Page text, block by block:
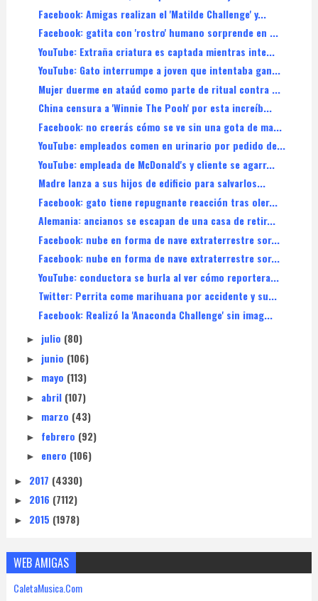
Facebook: Amigas realizan el 'Matilde Challenge' y...
Facebook: gatita con 'rostro' humano sorprende en ...
YouTube: Extraña criatura es captada mientras inte...
YouTube: Gato interrumpe a joven que intentaba gan...
Mujer duerme en ataúd como parte de ritual contra ...
China censura a 'Winnie The Pooh' por esta increíb...
Facebook: no creerás cómo se ve sin una gota de ma...
YouTube: empleados comen en urinario por pedido de...
YouTube: empleada de McDonald's y cliente se agarr...
Madre lanza a sus hijos de edificio para salvarlos...
Facebook: gato tiene repugnante reacción tras oler...
Alemania: ancianos se escapan de una casa de retir...
Facebook: nube en forma de nave extraterrestre sor...
Facebook: nube en forma de nave extraterrestre sor...
YouTube: conductora se burla al ver cómo reportera...
Twitter: Perrita come marihuana por accidente y su...
Facebook: Realizó la 'Anaconda Challenge' sin imag...
► julio (80)
► junio (106)
► mayo (113)
► abril (107)
► marzo (43)
► febrero (92)
► enero (106)
► 2017 (4330)
► 2016 (7112)
► 2015 (1978)
WEB AMIGAS
CaletaMusica.Com